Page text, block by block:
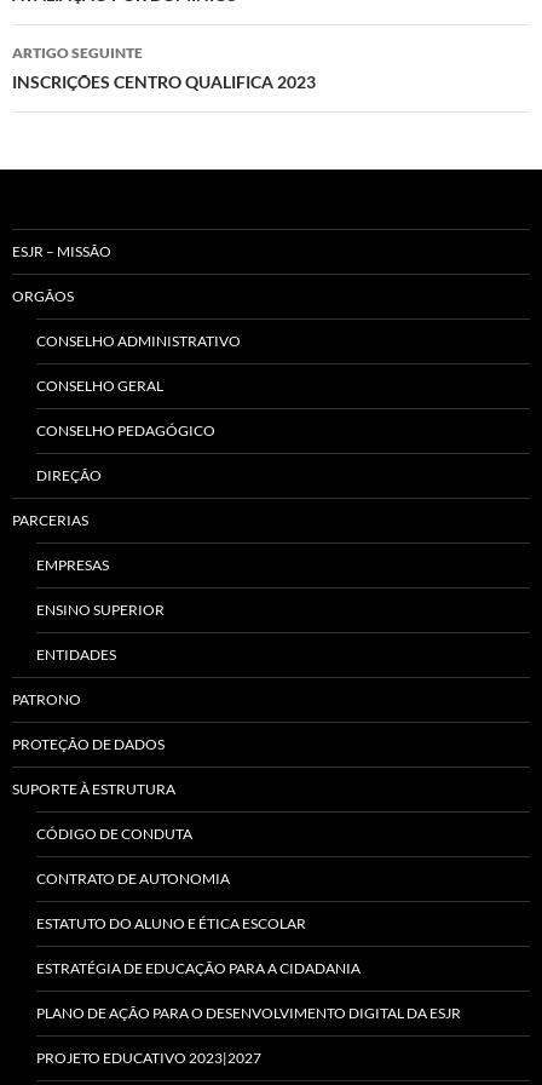
artigos
ARTIGO SEGUINTE
INSCRIÇÕES CENTRO QUALIFICA 2023
ESJR – MISSÃO
ORGÃOS
CONSELHO ADMINISTRATIVO
CONSELHO GERAL
CONSELHO PEDAGÓGICO
DIREÇÃO
PARCERIAS
EMPRESAS
ENSINO SUPERIOR
ENTIDADES
PATRONO
PROTEÇÃO DE DADOS
SUPORTE À ESTRUTURA
CÓDIGO DE CONDUTA
CONTRATO DE AUTONOMIA
ESTATUTO DO ALUNO E ÉTICA ESCOLAR
ESTRATÉGIA DE EDUCAÇÃO PARA A CIDADANIA
PLANO DE AÇÃO PARA O DESENVOLVIMENTO DIGITAL DA ESJR
PROJETO EDUCATIVO 2023|2027